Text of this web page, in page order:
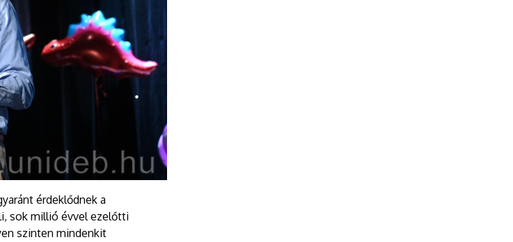
érdeklődnek a
sok millió évvel ezelőtti
szinten mindenkit